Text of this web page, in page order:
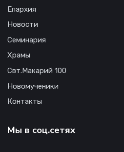
Епархия
Новости
Семинария
Храмы
Свт.Макарий 100
Новомученики
Контакты
Мы в соц.сетях